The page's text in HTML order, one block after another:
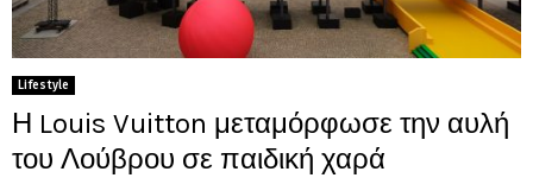
Lifestyle
Η Louis Vuitton μεταμόρφωσε την αυλή
του Λούβρου σε παιδική χαρά